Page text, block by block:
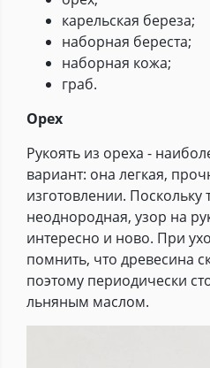
карельская береза;
наборная береста;
наборная кожа;
граб.
Орех
Рукоять из ореха -
вариант: она легкая,
изготовлении. Поскольку
неоднородная, узор на
интересно и ново. При
помнить, что древесина
поэтому периодически
льняным маслом.